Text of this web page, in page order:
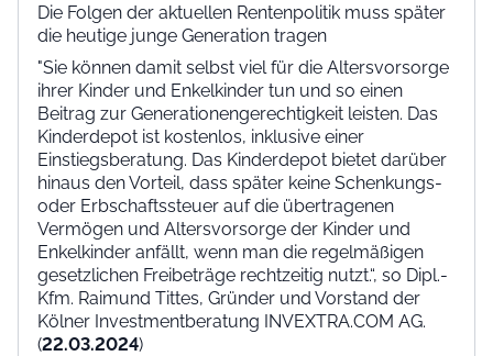
Die Folgen der aktuellen Rentenpolitik muss später
die heutige junge Generation tragen
"Sie können damit selbst viel für die Altersvorsorge
ihrer Kinder und Enkelkinder tun und so einen
Beitrag zur Generationengerechtigkeit leisten. Das
Kinderdepot ist kostenlos, inklusive einer
Einstiegsberatung. Das Kinderdepot bietet darüber
hinaus den Vorteil, dass später keine Schenkungs-
oder Erbschaftssteuer auf die übertragenen
Vermögen und Altersvorsorge der Kinder und
Enkelkinder anfällt, wenn man die regelmäßigen
gesetzlichen Freibeträge rechtzeitig nutzt.“, so Dipl.-
Kfm. Raimund Tittes, Gründer und Vorstand der
Kölner Investmentberatung INVEXTRA.COM AG.
(22.03.2024)